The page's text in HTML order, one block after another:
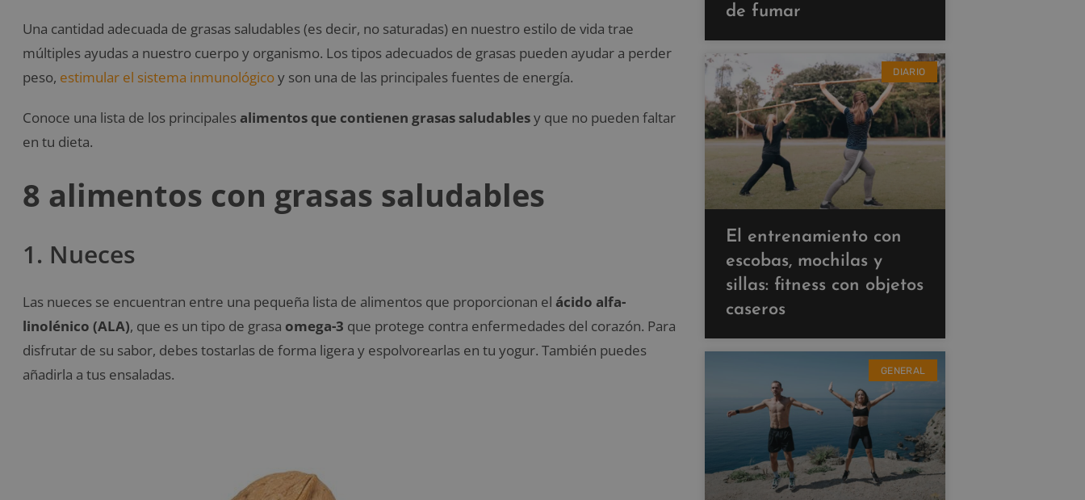
Una cantidad adecuada de grasas saludables (es decir, no saturadas) en nuestro estilo de vida trae
múltiples ayudas a nuestro cuerpo y organismo. Los tipos adecuados de grasas pueden ayudar a perder
peso, estimular el sistema inmunológicoy son una de las principales fuentes de energía.
Conoce una lista de los principales alimentos que contienen grasas saludablesy que no pueden faltar
en tu dieta.
8 alimentos con grasas saludables
1. Nueces
Las nueces se encuentran entre una pequeña lista de alimentos que proporcionan el ácido alfa-
linolénico (ALA), que es un tipo de grasa omega-3 que protege contra enfermedades del corazón. Para
disfrutar de su sabor, debes tostarlas de forma ligera y espolvorearlas en tu yogur. También puedes
añadirla a tus ensaladas.
de fumar
DIARIO
El entrenamiento con
escobas, mochilas y
sillas: fitness con objetos
caseros
GENERAL